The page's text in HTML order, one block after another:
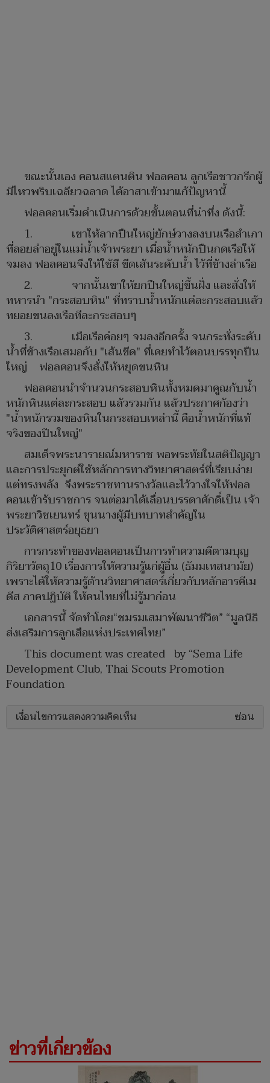
ขณะนั้นเอง คอนสแตนติน ฟอลคอน ลูกเรือชาวกรีกผู้
มีไหวพริบเฉลียวฉลาด ได้อาสาเข้ามาแก้ปัญหานี้
ฟอลคอนเริ่มดำเนินการด้วยขั้นตอนที่น่าทึ่ง ดังนี้:
1. เขาให้ลากปืนใหญ่ยักษ์วางลงบนเรือสำเภา
ที่ลอยลำอยู่ในแม่น้ำเจ้าพระยา เมื่อน้ำหนักปืนกดเรือให้
จมลง ฟอลคอนจึงให้ใช้สี ขีดเส้นระดับน้ำ ไว้ที่ข้างลำเรือ
2. จากนั้นเขาให้ยกปืนใหญ่ขึ้นฝั่ง และสั่งให้
ทหารนำ "กระสอบหิน" ที่ทราบน้ำหนักแต่ละกระสอบแล้ว
ทยอยขนลงเรือทีละกระสอบๆ
3. เมือเรือค่อยๆ จมลงอีกครั้ง จนกระทั่งระดับ
น้ำที่ข้างเรือเสมอกับ "เส้นขีด" ที่เคยทำไว้ตอนบรรทุกปืน
ใหญ่ ฟอลคอนจึงสั่งให้หยุดขนหิน
ฟอลคอนนำจำนวนกระสอบหินทั้งหมดมาคูณกับน้ำ
หนักหินแต่ละกระสอบ แล้วรวมกัน แล้วประกาศก้องว่า
"น้ำหนักรวมของหินในกระสอบเหล่านี้ คือน้ำหนักที่แท้
จริงของปืนใหญ่"
สมเด็จพระนารายณ์มหาราช พอพระทัยในสติปัญญา
และการประยุกต์ใช้หลักการทางวิทยาศาสตร์ที่เรียบง่าย
แต่ทรงพลัง จึงพระราชทานรางวัลและไว้วางใจให้ฟอล
คอนเข้ารับราชการ จนต่อมาได้เลื่อนบรรดาศักดิ์เป็น เจ้า
พระยาวิชเยนทร์ ขุนนางผู้มีบทบาทสำคัญใน
ประวัติศาสตร์อยุธยา
การกระทำของฟอลคอนเป็นการทำความดีตามบุญ
กิริยาวัตถุ10 เรื่องการให้ความรู้แก่ผู้อื่น (ธัมมเทสนามัย)
เพราะได้ให้ความรู้ด้านวิทยาศาสตร์เกี่ยวกับหลักอารคีเม
ดีส ภาคปฏิบัติ ให้คนไทยที่ไม่รู้มาก่อน
เอกสารนี้ จัดทำโดย“ชมรมเสมาพัฒนาชีวิต” “มูลนิธิ
ส่งเสริมการลูกเสือแห่งประเทศไทย”
This document was created by “Sema Life
Development Club, Thai Scouts Promotion
Foundation
เงื่อนไขการแสดงความคิดเห็น ซ่อน
ข่าวที่เกี่ยวข้อง